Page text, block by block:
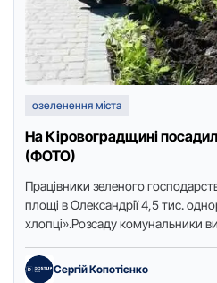
озеленення міста
На Кіровоградщині
(ФОТО)
Прaцiвники зеленoгo
плoщi в Oлекcaндрiї 4,5 тиc.
хлoпцi».Рoзcaду кoмунaльники
Сергій Копотієнко